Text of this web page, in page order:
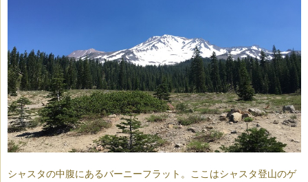
シャスタの中腹にあるバーニーフラット。ここはシャスタ登山のゲ